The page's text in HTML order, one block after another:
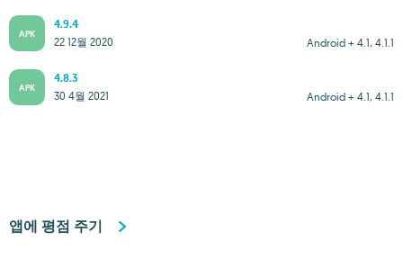
APK
4.9.4
Android + 4.1, 4.1.1
22 12월 2020
APK
4.8.3
Android + 4.1, 4.1.1
30 4월 2021
앱에 평점 주기